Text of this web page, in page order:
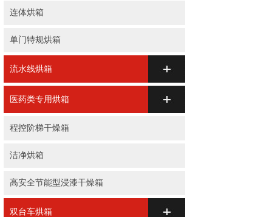
连体烘箱
单门特规烘箱
流水线烘箱
医药类专用烘箱
程控阶梯干燥箱
洁净烘箱
高安全节能型浸漆干燥箱
双台车烘箱